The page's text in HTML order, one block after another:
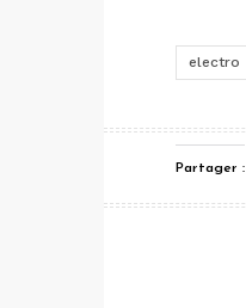
electro
Partager :